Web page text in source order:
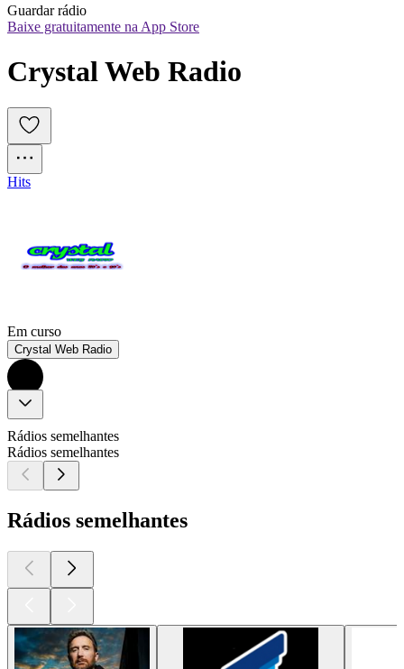
Guardar rádio
Baixe gratuitamente na App Store
Crystal Web Radio
Hits
Em curso
Crystal Web Radio
Rádios semelhantes
Rádios semelhantes
Rádios semelhantes